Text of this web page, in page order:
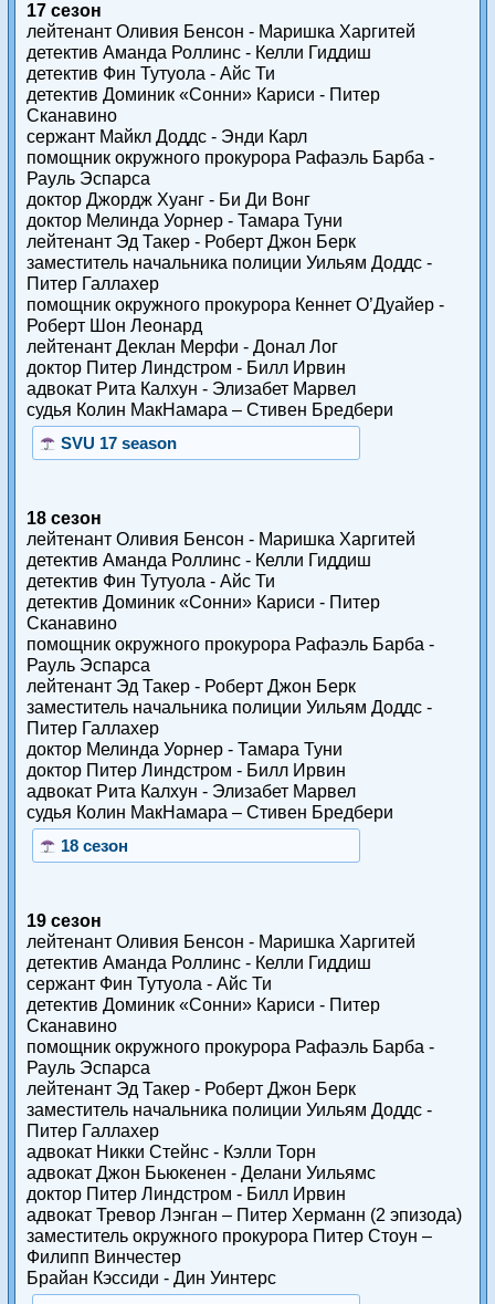
17 сезон
лейтенант Оливия Бенсон - Маришка Харгитей
детектив Аманда Роллинс - Келли Гиддиш
детектив Фин Тутуола - Айс Ти
детектив Доминик «Сонни» Кариси - Питер
Сканавино
сержант Майкл Доддс - Энди Карл
помощник окружного прокурора Рафаэль Барба -
Рауль Эспарса
доктор Джордж Хуанг - Би Ди Вонг
доктор Мелинда Уорнер - Тамара Туни
лейтенант Эд Такер - Роберт Джон Берк
заместитель начальника полиции Уильям Доддс -
Питер Галлахер
помощник окружного прокурора Кеннет О’Дуайер -
Роберт Шон Леонард
лейтенант Деклан Мерфи - Донал Лог
доктор Питер Линдстром - Билл Ирвин
адвокат Рита Калхун - Элизабет Марвел
судья Колин МакНамара – Стивен Бредбери
SVU 17 season
18 сезон
лейтенант Оливия Бенсон - Маришка Харгитей
детектив Аманда Роллинс - Келли Гиддиш
детектив Фин Тутуола - Айс Ти
детектив Доминик «Сонни» Кариси - Питер
Сканавино
помощник окружного прокурора Рафаэль Барба -
Рауль Эспарса
лейтенант Эд Такер - Роберт Джон Берк
заместитель начальника полиции Уильям Доддс -
Питер Галлахер
доктор Мелинда Уорнер - Тамара Туни
доктор Питер Линдстром - Билл Ирвин
адвокат Рита Калхун - Элизабет Марвел
судья Колин МакНамара – Стивен Бредбери
18 сезон
19 сезон
лейтенант Оливия Бенсон - Маришка Харгитей
детектив Аманда Роллинс - Келли Гиддиш
сержант Фин Тутуола - Айс Ти
детектив Доминик «Сонни» Кариси - Питер
Сканавино
помощник окружного прокурора Рафаэль Барба -
Рауль Эспарса
лейтенант Эд Такер - Роберт Джон Берк
заместитель начальника полиции Уильям Доддс -
Питер Галлахер
адвокат Никки Стейнс - Кэлли Торн
адвокат Джон Бьюкенен - Делани Уильямс
доктор Питер Линдстром - Билл Ирвин
адвокат Тревор Лэнган – Питер Херманн (2 эпизода)
заместитель окружного прокурора Питер Стоун –
Филипп Винчестер
Брайан Кэссиди - Дин Уинтерс